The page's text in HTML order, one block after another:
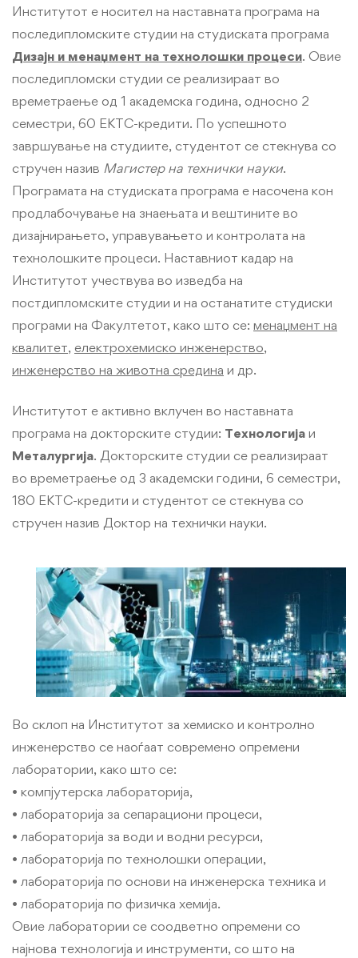
Институтот е носител на наставната програма на
последипломските студии на студиската програма
Дизајн и менаџмент на технолошки процеси. Овие
последипломски студии се реализираат во
времетраење од 1 академска година, односно 2
семестри, 60 ЕКТС-кредити. По успешното
завршување на студиите, студентот се стекнува со
стручен назив Магистер на технички науки.
Програмата на студиската програма е насочена кон
продлабочување на знаењата и вештините во
дизајнирањето, управувањето и контролата на
технолошките процеси. Наставниот кадар на
Институтот учествува во изведба на
постдипломските студии и на останатите студиски
програми на Факултетот, како што се: менаџмент на
квалитет, електрохемиско инженерство,
инженерство на животна средина и др.
Институтот е активно вклучен во наставната
програма на докторските студии: Технологија и
Металургија. Докторските студии се реализираат
во времетраење од 3 академски години, 6 семестри,
180 ЕКТС-кредити и студентот се стекнува со
стручен назив Доктор на технички науки.
Во склоп на Институтот за хемиско и контролно
инженерство се наоѓаат современо опремени
лаборатории, како што се:
• компјутерска лабораторија,
• лабораторија за сепарациони процеси,
• лабораторија за води и водни ресурси,
• лабораторија по технолошки операции,
• лабораторија по основи на инженерска техника и
• лабораторија по физичка хемија.
Овие лаборатории се соодветно опремени со
најнова технологија и инструменти, со што на